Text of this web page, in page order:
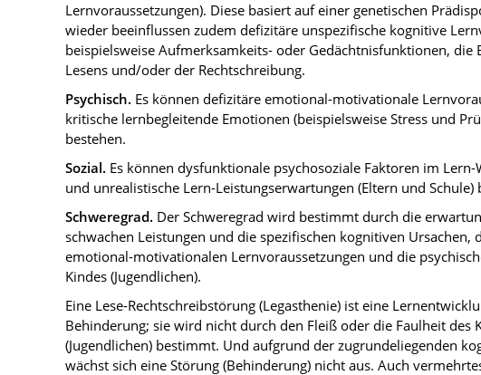
Lernvoraussetzungen). Diese basiert auf einer genetischen
wieder beeinflussen zudem defizitäre unspezifische kognitive
beispielsweise Aufmerksamkeits- oder Gedächtnisfunktionen, die
Lesens und/oder der Rechtschreibung.
Psychisch. Es können defizitäre emotional-motivationale
kritische lernbegleitende Emotionen (beispielsweise Stress und
bestehen.
Sozial. Es können dysfunktionale psychosoziale Faktoren im Lern-
und unrealistische Lern-Leistungserwartungen (Eltern und Schule)
Schweregrad. Der Schweregrad wird bestimmt durch die
schwachen Leistungen und die spezifischen kognitiven Ursachen,
emotional-motivationalen Lernvoraussetzungen und die
Kindes (Jugendlichen).
Eine Lese-Rechtschreibstörung (Legasthenie) ist eine
Behinderung; sie wird nicht durch den Fleiß oder die Faulheit des
(Jugendlichen) bestimmt. Und aufgrund der zugrundeliegenden
wächst sich eine Störung (Behinderung) nicht aus. Auch